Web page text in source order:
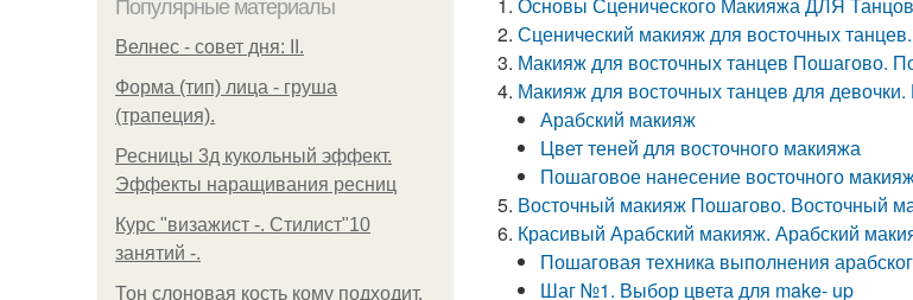
Популярные материалы
Велнес - совет дня: II.
Форма (тип) лица - груша
(трапеция).
Ресницы 3д кукольный эффект.
Эффекты наращивания ресниц
Курс "визажист -. Стилист"10
занятий -.
Тон слоновая кость кому подходит.
Сценический макияж для восточных
Макияж для восточных танцев Пошагово.
Макияж для восточных танцев для
Арабский макияж
Цвет теней для восточного макияжа
Пошаговое нанесение восточного
Восточный макияж Пошагово. Восточный
Красивый Арабский макияж. Арабский
Пошаговая техника выполнения
Шаг №1. Выбор цвета для make- up